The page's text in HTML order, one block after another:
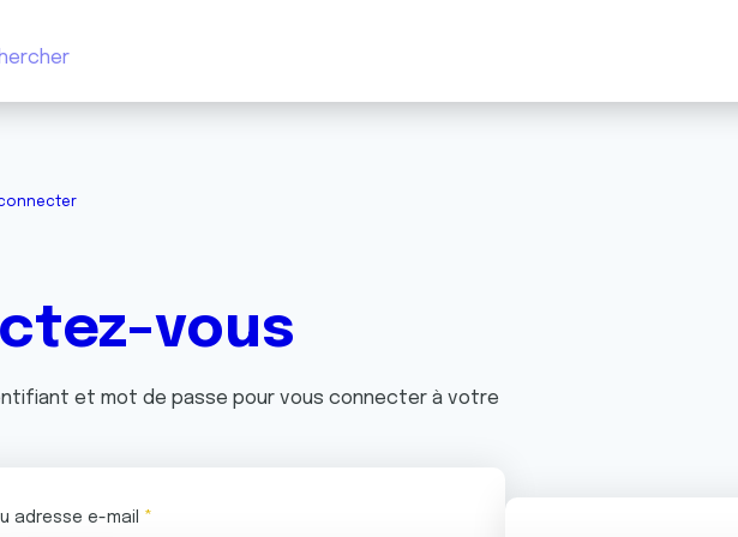
vous
et mot de passe pour vous connecter à votre
adresse e-mail